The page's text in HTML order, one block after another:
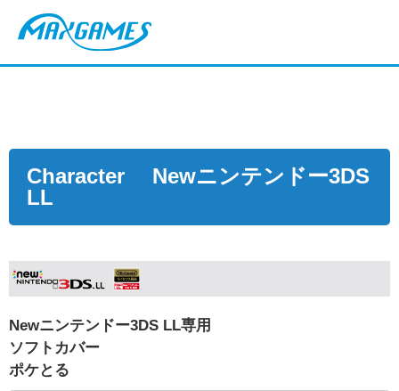
Character Newニンテンドー3DS
LL
Newニンテンドー3DS LL専用
ソフトカバー
ポケとる